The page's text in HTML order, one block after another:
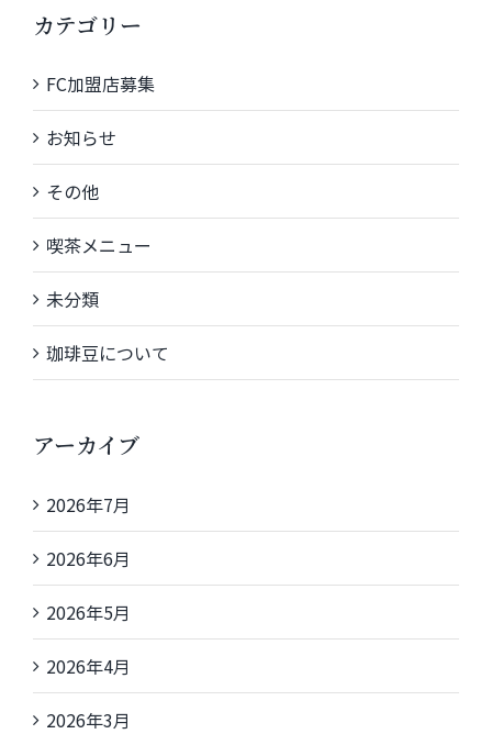
カテゴリー
FC加盟店募集
お知らせ
その他
喫茶メニュー
未分類
珈琲豆について
アーカイブ
2026年7月
2026年6月
2026年5月
2026年4月
2026年3月